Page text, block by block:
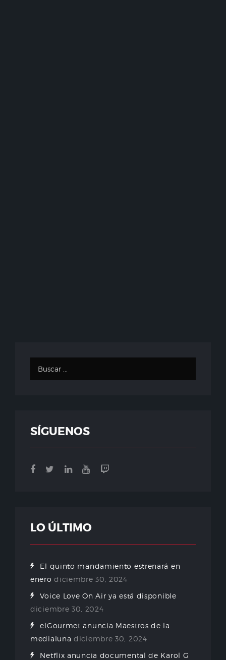
SÍGUENOS
LO ÚLTIMO
El quinto mandamiento estrenará en
enero diciembre 30, 2024
Voice Love On Air ya está disponible
diciembre 30, 2024
elGourmet anuncia Maestros de la
medialuna diciembre 30, 2024
Netflix anuncia documental de Karol G